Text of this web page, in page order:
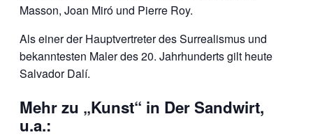
Masson, Joan Miró und Pierre Roy.
Als einer der Hauptvertreter des Surrealismus und
bekanntesten Maler des 20. Jahrhunderts gilt heute
Salvador Dalí.
Mehr zu „Kunst“ in Der Sandwirt,
u.a.: